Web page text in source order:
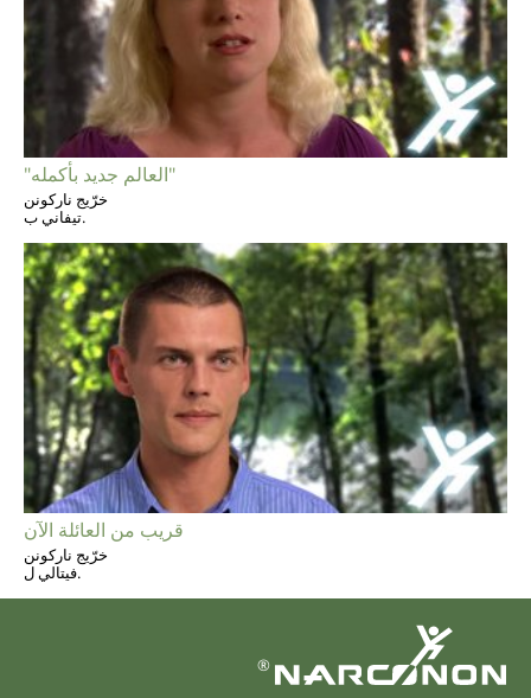
"العالم جديد بأكمله"
خرّيج ناركونن
تيفاني ب.
قريب من العائلة الآن
خرّيج ناركونن
فيتالي ل.
®